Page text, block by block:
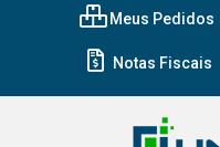
Meus Pedidos
Notas Fiscais